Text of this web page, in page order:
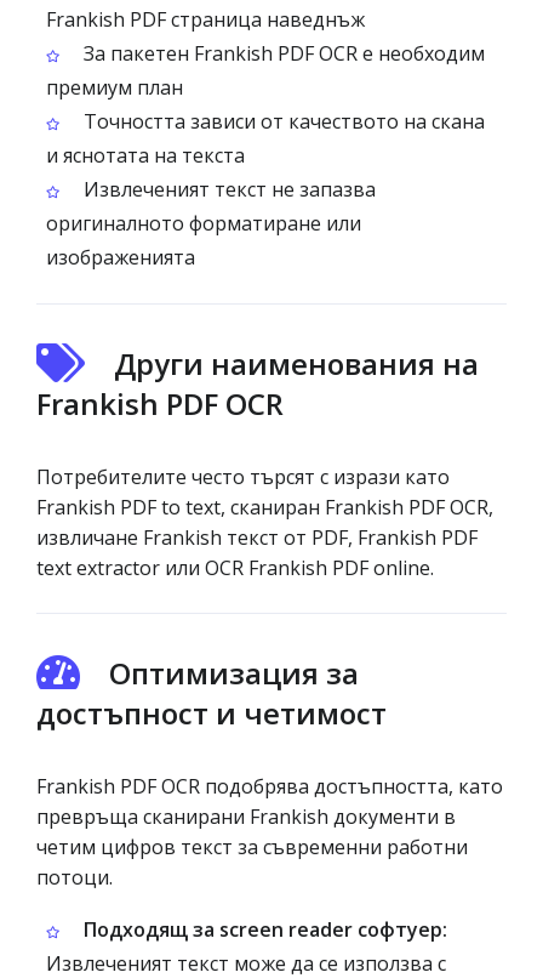
Frankish PDF страница наведнъж
За пакетен Frankish PDF OCR е необходим
премиум план
Точността зависи от качеството на скана
и яснотата на текста
Извлеченият текст не запазва
оригиналното форматиране или
изображенията
Други наименования на
Frankish PDF OCR
Потребителите често търсят с изрази като
Frankish PDF to text, сканиран Frankish PDF OCR,
извличане Frankish текст от PDF, Frankish PDF
text extractor или OCR Frankish PDF online.
Оптимизация за
достъпност и четимост
Frankish PDF OCR подобрява достъпността, като
превръща сканирани Frankish документи в
четим цифров текст за съвременни работни
потоци.
Подходящ за screen reader софтуер:
Извлеченият текст може да се използва с